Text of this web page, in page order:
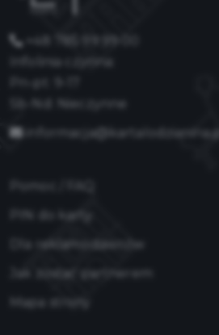
+48 785 99 99 00
Infolinia czynna:
Sb-Nd: Nieczynne
informacja@kartalodzianina.pl
PIN do karty
Dla reklamodawców
Jak zostać partnerem
Mapa strony